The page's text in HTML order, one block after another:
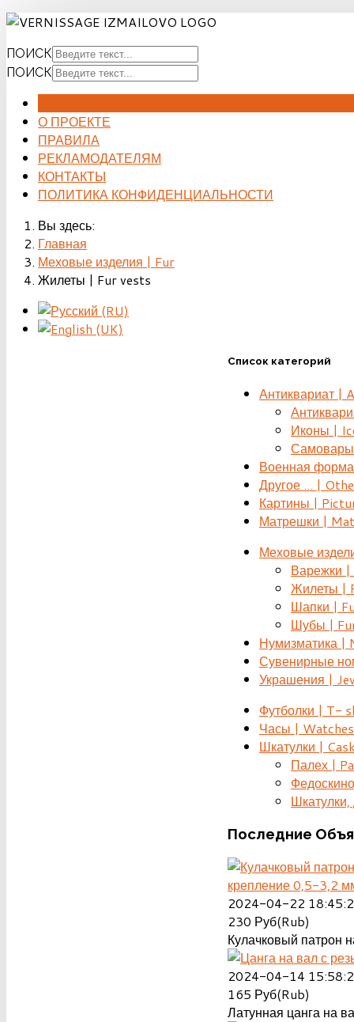
ПОИСК
ПОИСК
О ПРОЕКТЕ
ПРАВИЛА
РЕКЛАМОДАТЕЛЯМ
КОНТАКТЫ
ПОЛИТИКА КОНФИДЕНЦИАЛЬНОСТИ
Вы здесь:
Главная
Меховые изделия | Fur
Жилеты | Fur vests
Список категорий
Антиквариат |
Иконы |
Военная
Другое ... |
Картины |
Матрешки |
Меховые
Варежки
Жилеты |
Шапки |
Шубы |
Нумизматика |
Сувенирные
Украшения |
Футболки | T-
Часы | Watches
Шкатулки |
Палех |
Последние
крепление 0,5-3,2
2024-04-22
230 Руб(Rub)
Кулачковый патрон
2024-04-14
165 Руб(Rub)
Латунная цанга на